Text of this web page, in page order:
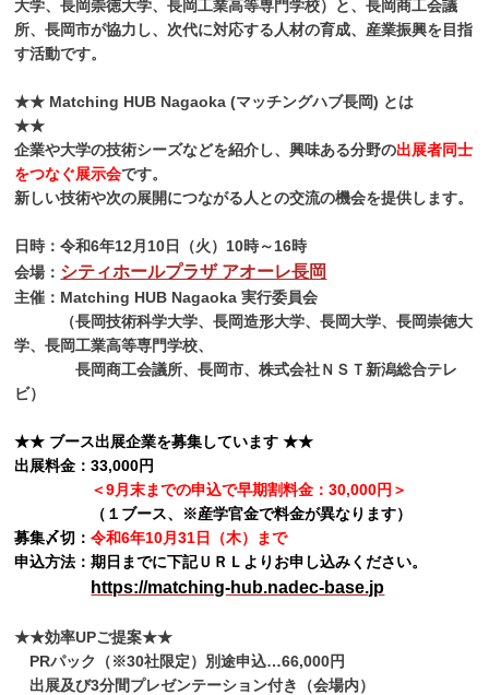
大学、長岡崇徳大学、長岡工業高等専門学校）と、長岡商工会議
所、長岡市が協力し、次代に対応する人材の育成、産業振興を目指
す活動です。
★★ Matching HUB Nagaoka (マッチングハブ長岡) とは
★★
企業や大学の技術シーズなどを紹介し、興味ある分野の出展者同士
をつなぐ展示会です。
新しい技術や次の展開につながる人との交流の機会を提供します。
日時：令和6年12月10日（火）10時～16時
会場： シティホールプラザ アオーレ長岡
主催：Matching HUB Nagaoka 実行委員会
（長岡技術科学大学、長岡造形大学、長岡大学、長岡崇徳大
学、長岡工業高等専門学校、
長岡商工会議所、長岡市、株式会社ＮＳＴ新潟総合テレ
ビ）
★★ ブース出展企業を募集しています ★★
出展料金：33,000円
＜9月末までの申込で早期割料金：30,000円＞
（１ブース、※産学官金で料金が異なります）
募集〆切：令和6年10月31日（木）まで
申込方法：期日までに下記ＵＲＬよりお申し込みください。
https://matching-hub.nadec-base.jp
★★効率UPご提案★★
PRパック（※30社限定）別途申込…66,000円
出展及び3分間プレゼンテーション付き（会場内）